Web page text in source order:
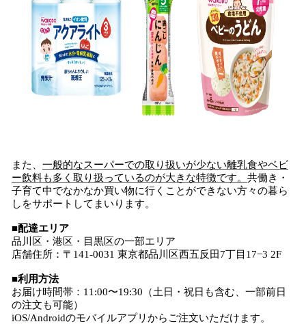
また、 一般的なスーパーでの取り扱いが少ない離乳食やベビ
ー飲料も多く取り扱っているのが大きな特徴です。 共働き・
子育て中でなかなか買い物に行くことができない方々の暮ら
しをサポートしてまいります。
■配達エリア
品川区・港区・目黒区の一部エリア
店舗住所：〒141-0031 東京都品川区西五反田7丁目17−3 2F
■利用方法
お届け時間帯：11:00〜19:30（土日・祝日も含む、一部前日
の注文も可能）
iOS/Androidのモバイルアプリからご注文いただけます。